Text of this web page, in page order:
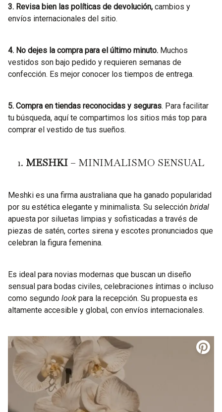
3. Revisa bien las políticas de devolución, cambios y
envíos internacionales del sitio.
4. No dejes la compra para el último minuto. Muchos
vestidos son bajo pedido y requieren semanas de
confección. Es mejor conocer los tiempos de entrega.
5. Compra en tiendas reconocidas y seguras. Para facilitar
tu búsqueda, aquí te compartimos los sitios más top para
comprar el vestido de tus sueños.
1. MESHKI – MINIMALISMO SENSUAL
Meshki es una firma australiana que ha ganado popularidad
por su estética elegante y minimalista. Su selección bridal
apuesta por siluetas limpias y sofisticadas a través de
piezas de satén, cortes sirena y escotes pronunciados que
celebran la figura femenina.
Es ideal para novias modernas que buscan un diseño
sensual para bodas civiles, celebraciones íntimas o incluso
como segundo look para la recepción. Su propuesta es
altamente accesible y global, con envíos internacionales.